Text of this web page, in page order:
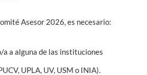
Asesor 2026, es necesario:
a alguna de las instituciones
UPLA, UV, USM o INIA).